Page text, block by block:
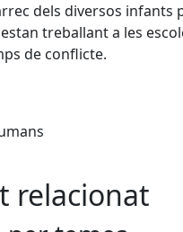
dels diversos
treballant a les
de conflicte.
relacionat